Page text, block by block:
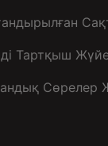
Тартқыш
Сөрелер